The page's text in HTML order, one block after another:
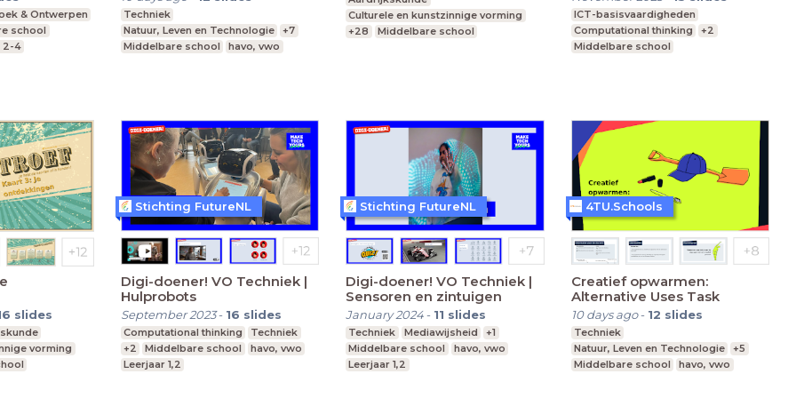
& Ontwerpen
school
2-4
Techniek
Natuur, Leven en Technologie
+7
Middelbare school
havo, vwo
Culturele en kunstzinnige vorming
+28
Middelbare school
ICT-basisvaardigheden
Computational thinking
+2
Middelbare school
slides
vorming
Digi-doener! VO Techniek |
Hulprobots
September 2023- 16 slides
Computational thinking
Techniek
+2
Middelbare school
havo, vwo
Leerjaar 1,2
Stichting FutureNL
Digi-doener! VO Techniek |
Sensoren en zintuigen
January 2024- 11 slides
Techniek Mediawijsheid
+1
Middelbare school
havo, vwo
Leerjaar 1,2
Stichting FutureNL
Creatief opwarmen:
Alternative Uses Task
10 days ago- 12 slides
Techniek
Natuur, Leven en Technologie
+5
Middelbare school
havo, vwo
4TU.Schools